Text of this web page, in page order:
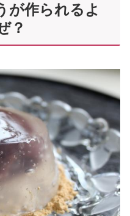
が作られるよ
？